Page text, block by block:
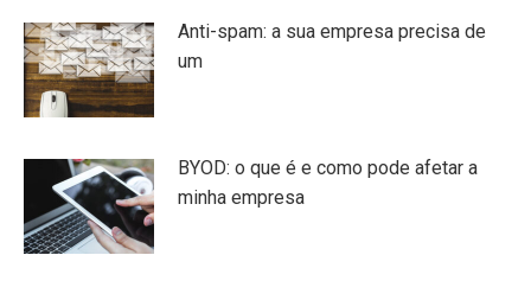
Anti-spam: a sua empresa precisa de
um
BYOD: o que é e como pode afetar a
minha empresa